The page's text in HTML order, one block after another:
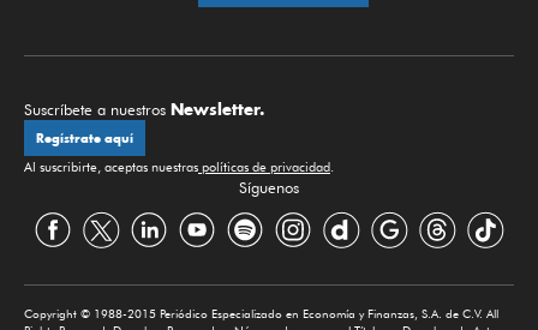
Suscríbete a nuestros Newsletter.
Regístrate aquí
Al suscribirte, aceptas nuestras políticas de privacidad
Síguenos
Copyright © 1988-2015 Periódico Especializado en Economía y Finanzas, S.A. de C.V. All